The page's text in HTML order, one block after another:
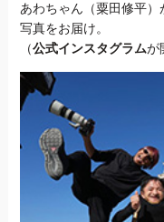
あわちゃん（粟田修平
写真をお届け。
（公式インスタグラムが